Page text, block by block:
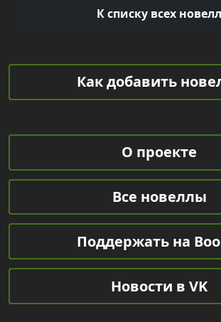
К списку всех новелл
Как добавить
О проекте
Все новеллы
Поддержать на
Новости в VK